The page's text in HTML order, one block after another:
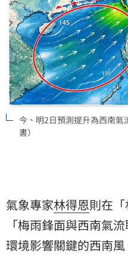
今、明2日預測提升為西南
書）
氣象專家林得恩則在
「梅雨鋒面與西南氣
環境影響關鍵的西南